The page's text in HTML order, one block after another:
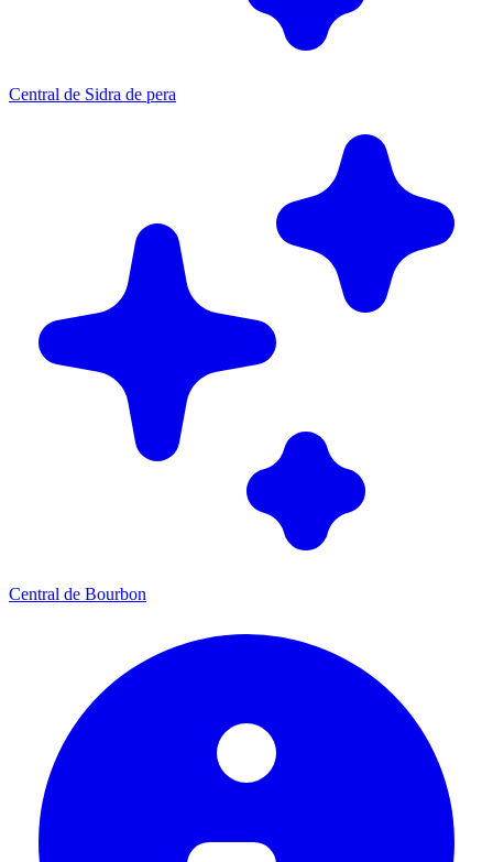
Central de Sidra de pera
Central de Bourbon